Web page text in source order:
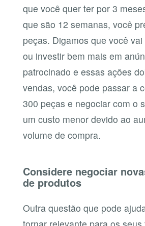
que você quer ter por 3
que são 12 semanas, você
peças. Digamos que você
ou investir bem mais em
patrocinado e essas ações
vendas, você pode passar a
300 peças e negociar com o
um custo menor devido ao
volume de compra.
Considere negociar
de produtos
Outra questão que pode